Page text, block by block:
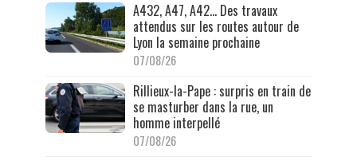
A432, A47, A42… Des travaux
attendus sur les routes autour de
Lyon la semaine prochaine
07/08/26
Rillieux-la-Pape : surpris en train de
se masturber dans la rue, un
homme interpellé
07/08/26